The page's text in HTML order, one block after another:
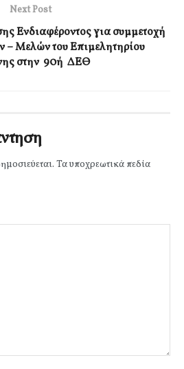
Next Post
Ενδιαφέροντος για συμμετοχή
– Μελών του Επιμελητηρίου
στην 90ή ΔΕΘ
Τα υποχρεωτικά πεδία